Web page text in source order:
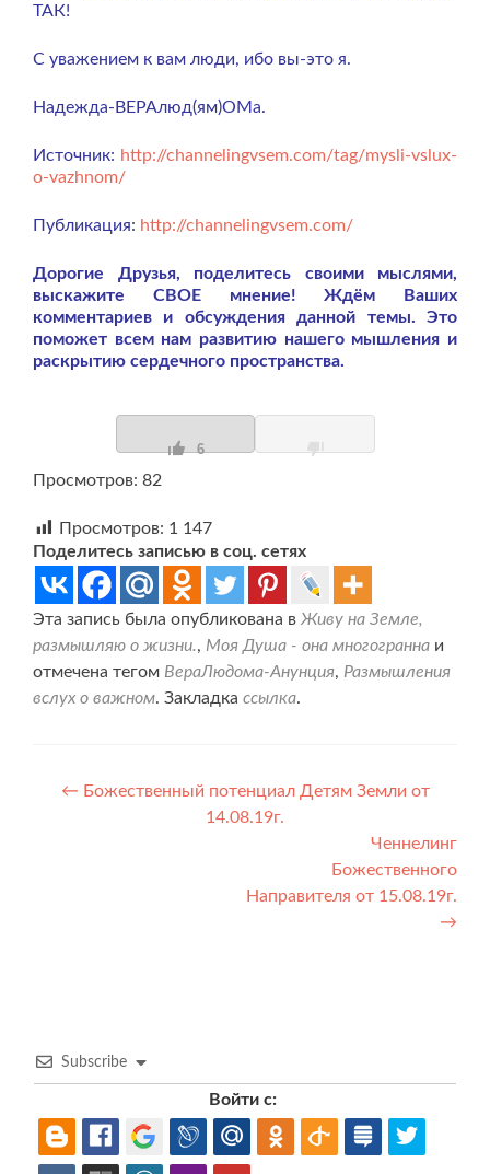
ТАК!
С уважением к вам люди, ибо вы-это я.
Надежда-ВЕРАлюд(ям)ОМа.
Источник: http://channelingvsem.com/tag/mysli-vslux-
o-vazhnom/
Публикация: http://channelingvsem.com/
Дорогие Друзья, поделитесь своими мыслями,
выскажите СВОЕ мнение! Ждём Ваших
комментариев и обсуждения данной темы. Это
поможет всем нам развитию нашего мышления и
раскрытию сердечного пространства.
6
Просмотров: 82
Просмотров: 1 147
Поделитесь записью в соц. сетях
Эта запись была опубликована в Живу на Земле,
размышляю о жизни., Моя Душа - она многогранна и
отмечена тегом ВераЛюдома-Анунция, Размышления
вслух о важном. Закладка ссылка.
Навигация
← Божественный потенциал Детям Земли от
14.08.19г.
Ченнелинг
Божественного
Направителя от 15.08.19г.
→
Subscribe
Войти с: